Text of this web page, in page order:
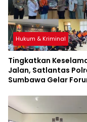
Hukum & Kriminal
Tingkatkan
Jalan, Satlantas
Sumbawa Gelar
Bagikan Bansos